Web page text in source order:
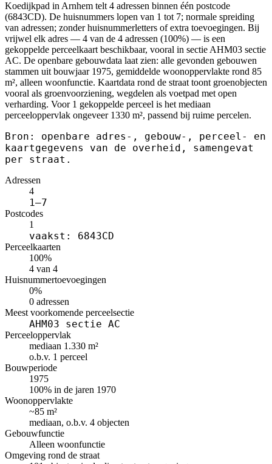
Koedijkpad in Arnhem telt 4 adressen binnen één postcode
(6843CD). De huisnummers lopen van 1 tot 7; normale spreiding
van adressen; zonder huisnummerletters of extra toevoegingen. Bij
vrijwel elk adres — 4 van de 4 adressen (100%) — is een
gekoppelde perceelkaart beschikbaar, vooral in sectie AHM03 sectie
AC. De openbare gebouwdata laat zien: alle gevonden gebouwen
stammen uit bouwjaar 1975, gemiddelde woonoppervlakte rond 85
m², alleen woonfunctie. Kaartdata rond de straat toont groenobjecten
vooral als groenvoorziening, wegdelen als voetpad met open
verharding. Voor 1 gekoppelde perceel is het mediaan
perceeloppervlak ongeveer 1330 m², passend bij ruime percelen.
Bron: openbare adres-, gebouw-, perceel- en
kaartgegevens van de overheid, samengevat
per straat.
Adressen
4
1–7
Postcodes
1
vaakst: 6843CD
Perceelkaarten
100%
4 van 4
Huisnummertoevoegingen
0%
0 adressen
Meest voorkomende perceelsectie
AHM03 sectie AC
Perceeloppervlak
mediaan 1.330 m²
o.b.v. 1 perceel
Bouwperiode
1975
100% in de jaren 1970
Woonoppervlakte
~85 m²
mediaan, o.b.v. 4 objecten
Gebouwfunctie
Alleen woonfunctie
Omgeving rond de straat